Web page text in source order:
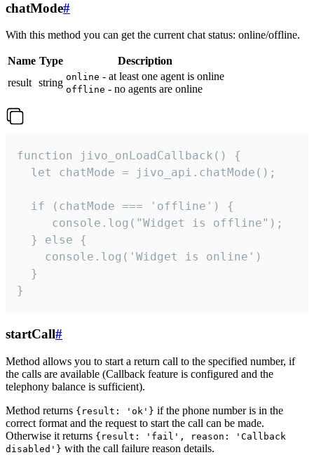
chatMode#
With this method you can get the current chat status: online/offline.
Name Type
Description
result string online - at least one agent is online
offline - no agents are online
function jivo_onLoadCallback() {
  let chatMode = jivo_api.chatMode();
  if (chatMode === 'offline') {
     console.log("Widget is offline");
  } else {
    console.log('Widget is online')
  }
}
startCall#
Method allows you to start a return call to the specified number, if
the calls are available (Callback feature is configured and the
telephony balance is sufficient).
Method returns {result: 'ok'} if the phone number is in the
correct format and the request to start the call can be made.
Otherwise it returns {result: 'fail', reason: 'Callback
disabled'} with the call failure reason details.